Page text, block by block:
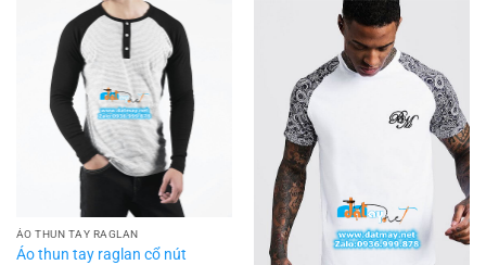
ÁO THUN TAY RAGLAN
Áo thun tay raglan cổ nút